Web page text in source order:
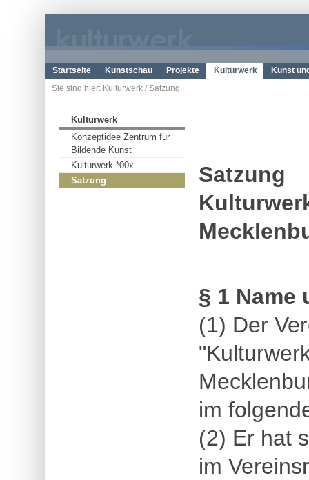
Startseite Kunstschau Projekte Kulturwerk
Kunst
Sie sind hier: Kulturwerk / Satzung
Kulturwerk
Konzeptidee Zentrum für
Bildende Kunst
Kulturwerk *00x
Satzung
Satzung
§ 1 Name
(1) Der
im
(2) Er hat
im